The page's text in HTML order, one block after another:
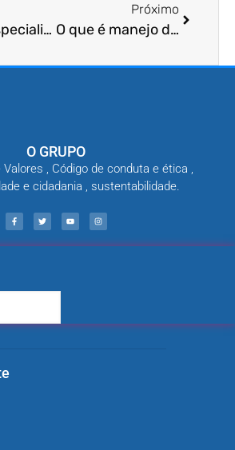
Quem é especialista em manejo de bed bugs?
Próximo
O que é manejo de pombos?
O GRUPO
, Código de conduta e ética ,
e cidadania , sustentabilidade.